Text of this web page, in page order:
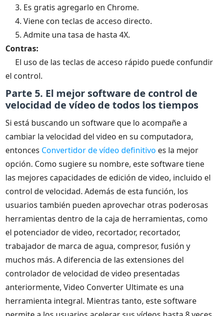
3. Es gratis agregarlo en Chrome.
4. Viene con teclas de acceso directo.
5. Admite una tasa de hasta 4X.
Contras:
El uso de las teclas de acceso rápido puede confundir
el control.
Parte 5. El mejor software de control de
velocidad de vídeo de todos los tiempos
Si está buscando un software que lo acompañe a
cambiar la velocidad del video en su computadora,
entonces Convertidor de vídeo definitivo es la mejor
opción. Como sugiere su nombre, este software tiene
las mejores capacidades de edición de video, incluido el
control de velocidad. Además de esta función, los
usuarios también pueden aprovechar otras poderosas
herramientas dentro de la caja de herramientas, como
el potenciador de video, recortador, recortador,
trabajador de marca de agua, compresor, fusión y
muchos más. A diferencia de las extensiones del
controlador de velocidad de video presentadas
anteriormente, Video Converter Ultimate es una
herramienta integral. Mientras tanto, este software